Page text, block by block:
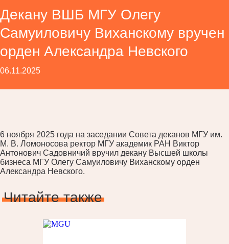
Декану ВШБ МГУ Олегу
Самуиловичу Виханскому вручен
орден Александра Невского
06.11.2025
6 ноября 2025 года на заседании Совета деканов МГУ им.
М. В. Ломоносова ректор МГУ академик РАН Виктор
Антонович Садовничий вручил декану Высшей школы
бизнеса МГУ Олегу Самуиловичу Виханскому орден
Александра Невского.
Читайте также